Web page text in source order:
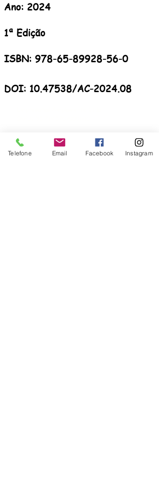
Ano: 2024
1ª Edição
ISBN: 978-65-89928-56-0
DOI: 10.47538/AC-2024.08
PREFIXOS EDITORIAIS
ISBN:
Telefone Email Facebook Instagram